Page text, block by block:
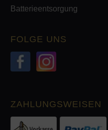
Batterieentsorgung
FOLGE UNS
ZAHLUNGSWEISEN